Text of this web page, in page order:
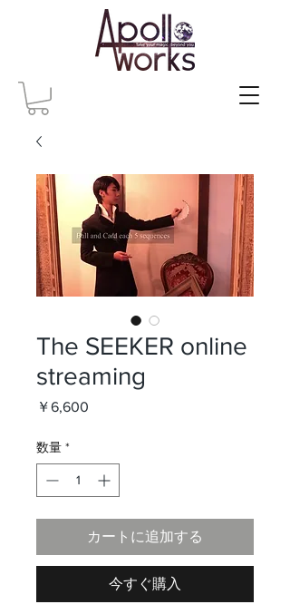
The SEEKER online
streaming
￥6,600
数量 *
カートに追加する
今すぐ購入